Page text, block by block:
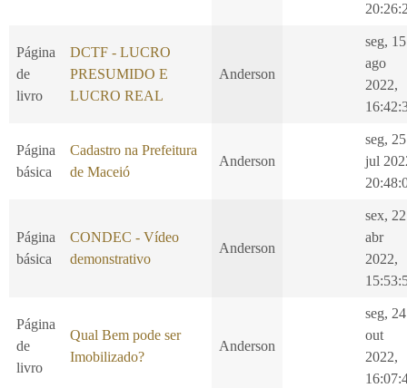
Página
de
livro
DCTF - LUCRO
PRESUMIDO E
LUCRO REAL
Anderson
seg, 15
ago
2022,
Página
básica
Cadastro na Prefeitura
de Maceió
Anderson
seg, 25
jul
Página
básica
CONDEC - Vídeo
demonstrativo
Anderson
sex, 22
abr
2022,
Página
de
livro
Qual Bem pode ser
Imobilizado?
Anderson
seg, 24
out
2022,